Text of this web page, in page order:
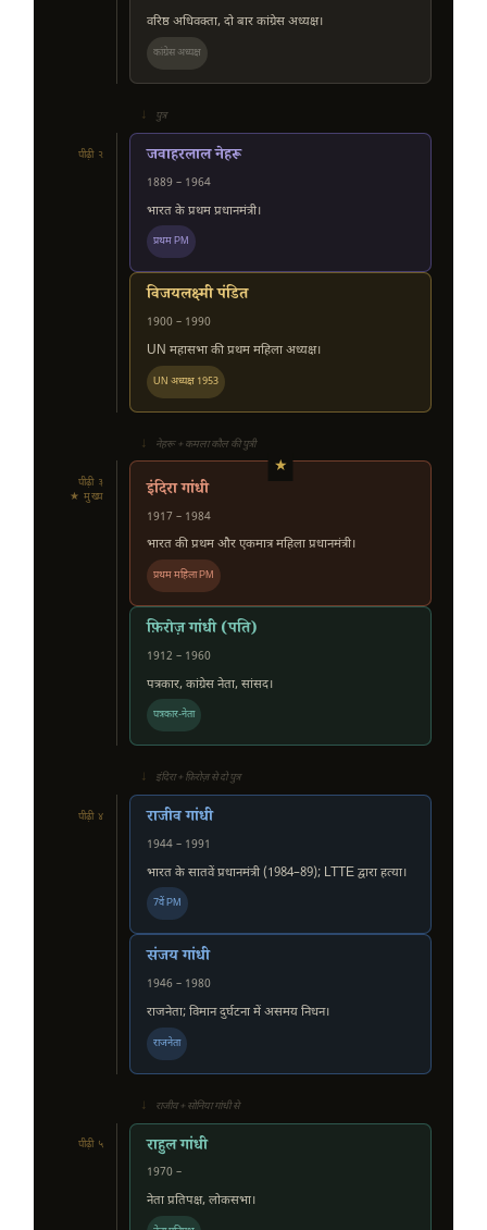
वरिष्ठ अधिवक्ता, दो बार कांग्रेस अध्यक्ष।
कांग्रेस अध्यक्ष
↓ पुत्र
पीढ़ी २ जवाहरलाल नेहरू
1889 – 1964
भारत के प्रथम प्रधानमंत्री।
प्रथम PM
विजयलक्ष्मी पंडित
1900 – 1990
UN महासभा की प्रथम महिला अध्यक्ष।
UN अध्यक्ष 1953
↓ नेहरू + कमला कौल की पुत्री
पीढ़ी ३
★ मुख्य
★
इंदिरा गांधी
1917 – 1984
भारत की प्रथम और एकमात्र महिला प्रधानमंत्री।
प्रथम महिला PM
फ़िरोज़ गांधी (पति)
1912 – 1960
पत्रकार, कांग्रेस नेता, सांसद।
पत्रकार-नेता
↓ इंदिरा + फ़िरोज़ से दो पुत्र
पीढ़ी ४ राजीव गांधी
1944 – 1991
भारत के सातवें प्रधानमंत्री (1984–89); LTTE द्वारा हत्या।
7वें PM
संजय गांधी
1946 – 1980
राजनेता; विमान दुर्घटना में असमय निधन।
राजनेता
↓ राजीव + सोनिया गांधी से
पीढ़ी ५ राहुल गांधी
1970 –
नेता प्रतिपक्ष, लोकसभा।